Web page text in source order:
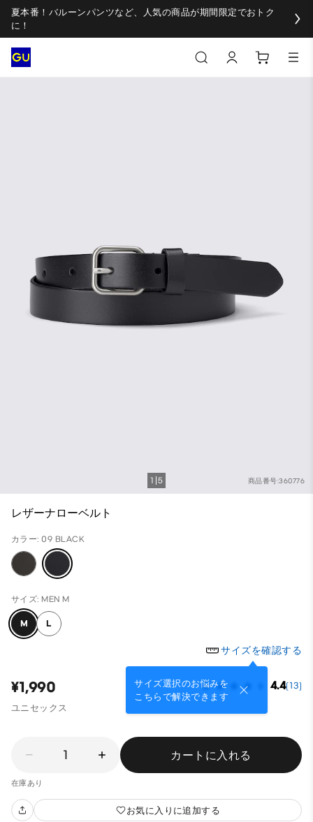
夏本番！バルーンパンツなど、人気の商品が期間限定でおトク
に！
商品番号:360776
1 5
レザーナローベルト
カラー: 09 BLACK
サイズ: MEN M
M L
サイズを確認する
サイズ選択のお悩みを
こちらで解決できます
¥1,990 4.4(13)
ユニセックス
1 カートに入れる
在庫あり
お気に入りに追加する